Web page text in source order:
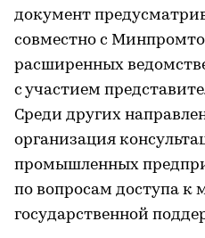
документ
совместно с
расширенных
с участием
Среди других
организация
промышленных
по вопросам доступа к
государственной